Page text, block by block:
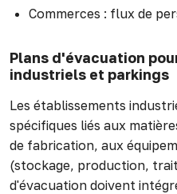
Commerces : flux de
Plans d'évacuation
industriels et parkings
Les établissements
spécifiques liés aux
de fabrication, aux
(stockage, production,
d'évacuation doivent